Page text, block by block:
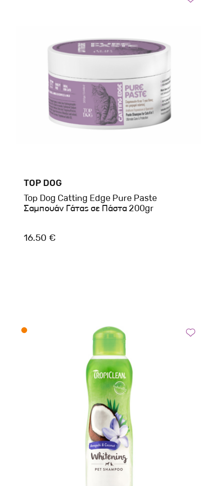
TOP DOG
Top Dog Catting Edge Pure Paste
Σαμπουάν Γάτας σε Πάστα 200gr
16.50 €